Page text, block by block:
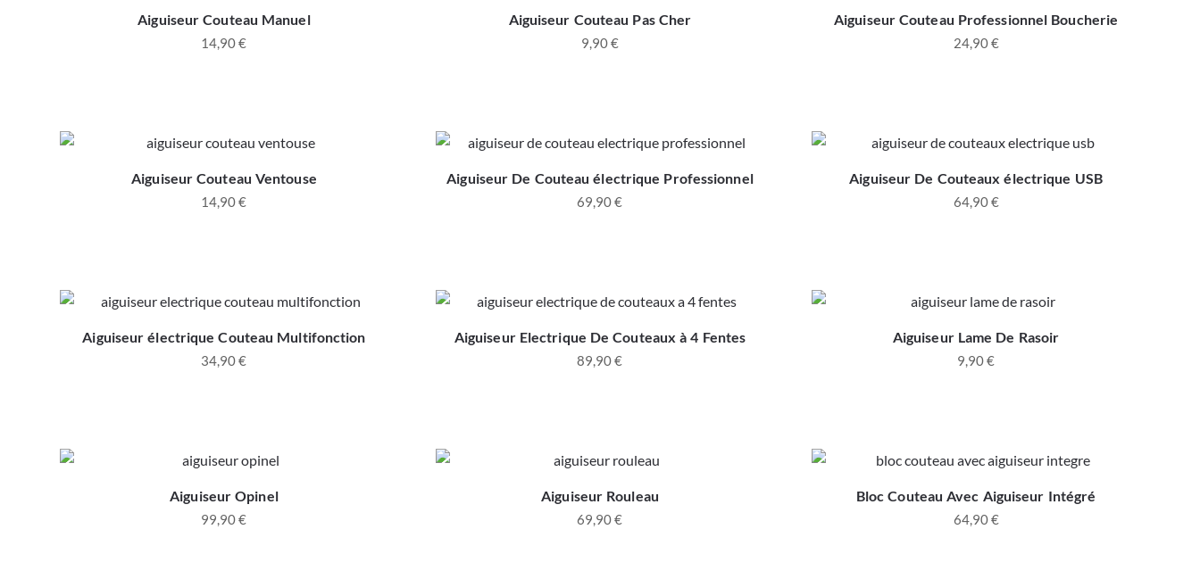
Aiguiseur Couteau Manuel
14,90€
Aiguiseur Couteau Pas Cher
9,90€
Aiguiseur Couteau Professionnel Boucherie
24,90€
Aiguiseur Couteau Ventouse
14,90€
Aiguiseur De Couteau électrique Professionnel
69,90€
Aiguiseur De Couteaux électrique USB
64,90€
Aiguiseur électrique Couteau Multifonction
34,90€
Aiguiseur Electrique De Couteaux à 4 Fentes
89,90€
Aiguiseur Lame De Rasoir
9,90€
Aiguiseur Opinel
99,90€
Aiguiseur Rouleau
69,90€
Bloc Couteau Avec Aiguiseur Intégré
64,90€